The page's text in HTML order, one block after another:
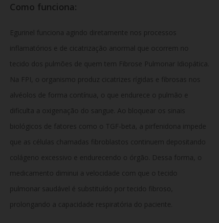
Como funciona:
Egurinel funciona agindo diretamente nos processos
inflamatórios e de cicatrização anormal que ocorrem no
tecido dos pulmões de quem tem Fibrose Pulmonar Idiopática.
Na FPI, o organismo produz cicatrizes rígidas e fibrosas nos
alvéolos de forma contínua, o que endurece o pulmão e
dificulta a oxigenação do sangue. Ao bloquear os sinais
biológicos de fatores como o TGF-beta, a pirfenidona impede
que as células chamadas fibroblastos continuem depositando
colágeno excessivo e endurecendo o órgão. Dessa forma, o
medicamento diminui a velocidade com que o tecido
pulmonar saudável é substituído por tecido fibroso,
prolongando a capacidade respiratória do paciente.